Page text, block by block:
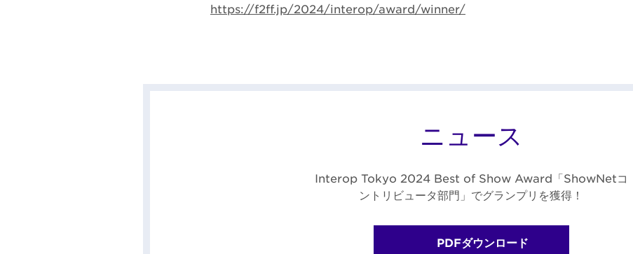
https://f2ff.jp/2024/interop/award/winner/
ニュース
Interop Tokyo 2024 Best of Show Award「ShowNetコ
ントリビュータ部門」でグランプリを獲得！
PDFダウンロード